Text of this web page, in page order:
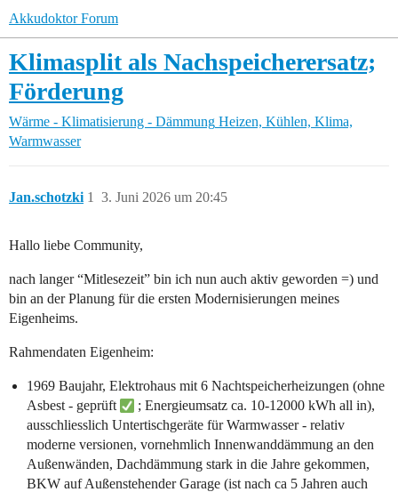
Akkudoktor Forum
Klimasplit als Nachspeicherersatz;
Förderung
Wärme - Klimatisierung - Dämmung Heizen, Kühlen, Klima,
Warmwasser
Jan.schotzki 3. Juni 2026 um 20:45
1
Hallo liebe Community,
nach langer “Mitlesezeit” bin ich nun auch aktiv geworden =) und
bin an der Planung für die ersten Modernisierungen meines
Eigenheims.
Rahmendaten Eigenheim:
1969 Baujahr, Elektrohaus mit 6 Nachtspeicherheizungen (ohne
Asbest - geprüft
; Energieumsatz ca. 10-12000 kWh all in),
ausschliesslich Untertischgeräte für Warmwasser - relativ
moderne versionen, vornehmlich Innenwanddämmung an den
Außenwänden, Dachdämmung stark in die Jahre gekommen,
BKW auf Außenstehender Garage (ist nach ca 5 Jahren auch